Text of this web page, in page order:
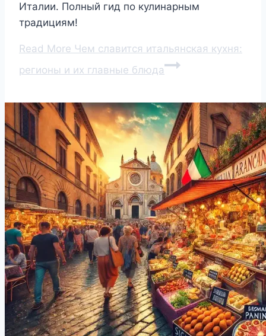
Италии. Полный гид по кулинарным
традициям!
Read More Чем славится итальянская кухня:
регионы и их главные блюда